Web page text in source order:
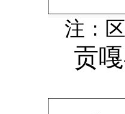
注：
贡